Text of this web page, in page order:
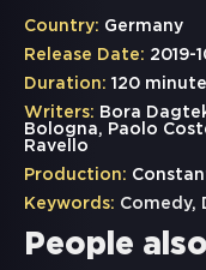
Country: Germany
Release Date: 2019-
Duration: 120
Writers: Bora
Bologna, Paolo
Ravello
Production:
Keywords: Comedy,
People